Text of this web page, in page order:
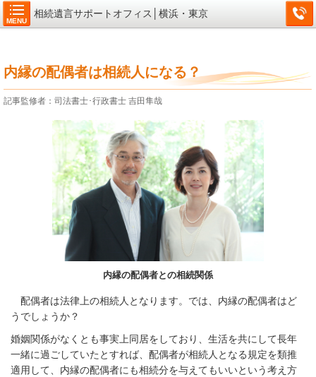
MENU
相続遺言サポートオフィス│横浜・東京
内縁の配偶者は相続人になる？
記事監修者：司法書士･行政書士 吉田隼哉
内縁の配偶者との相続関係
配偶者は法律上の相続人となります。では、内縁の配偶者はど
うでしょうか？
婚姻関係がなくとも事実上同居をしており、生活を共にして長年
一緒に過ごしていたとすれば、配偶者が相続人となる規定を類推
適用して、内縁の配偶者にも相続分を与えてもいいという考え方